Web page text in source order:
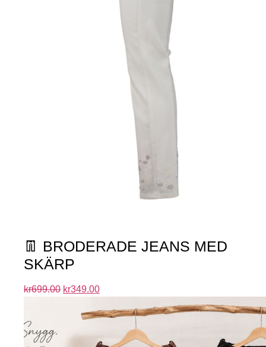
👖 BRODERADE JEANS MED
SKÄRP
kr699.00 kr349.00